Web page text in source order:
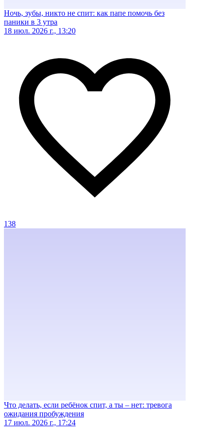
Ночь, зубы, никто не спит: как папе помочь без
паники в 3 утра
18 июл. 2026 г., 13:20
138
Что делать, если ребёнок спит, а ты – нет: тревога
ожидания пробуждения
17 июл. 2026 г., 17:24